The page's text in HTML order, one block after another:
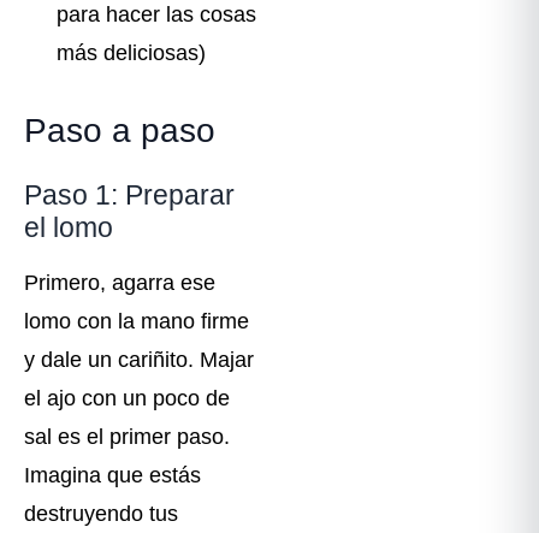
para hacer las cosas
más deliciosas)
Paso a paso
Paso 1: Preparar
el lomo
Primero, agarra ese
lomo con la mano firme
y dale un cariñito. Majar
el ajo con un poco de
sal es el primer paso.
Imagina que estás
destruyendo tus